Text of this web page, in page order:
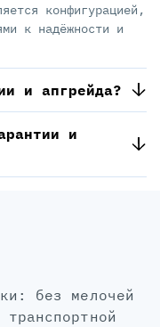
конфигурацией,
к надёжности и
и апгрейда?
и